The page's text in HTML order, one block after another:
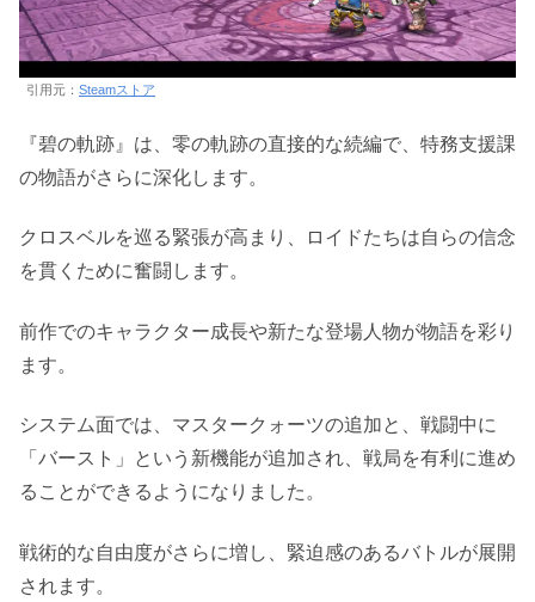
引用元： Steamストア
『碧の軌跡』は、零の軌跡の直接的な続編で、特務支援課
の物語がさらに深化します。
クロスベルを巡る緊張が高まり、ロイドたちは自らの信念
を貫くために奮闘します。
前作でのキャラクター成長や新たな登場人物が物語を彩り
ます。
システム面では、マスタークォーツの追加と、戦闘中に
「バースト」という新機能が追加され、戦局を有利に進め
ることができるようになりました。
戦術的な自由度がさらに増し、緊迫感のあるバトルが展開
されます。